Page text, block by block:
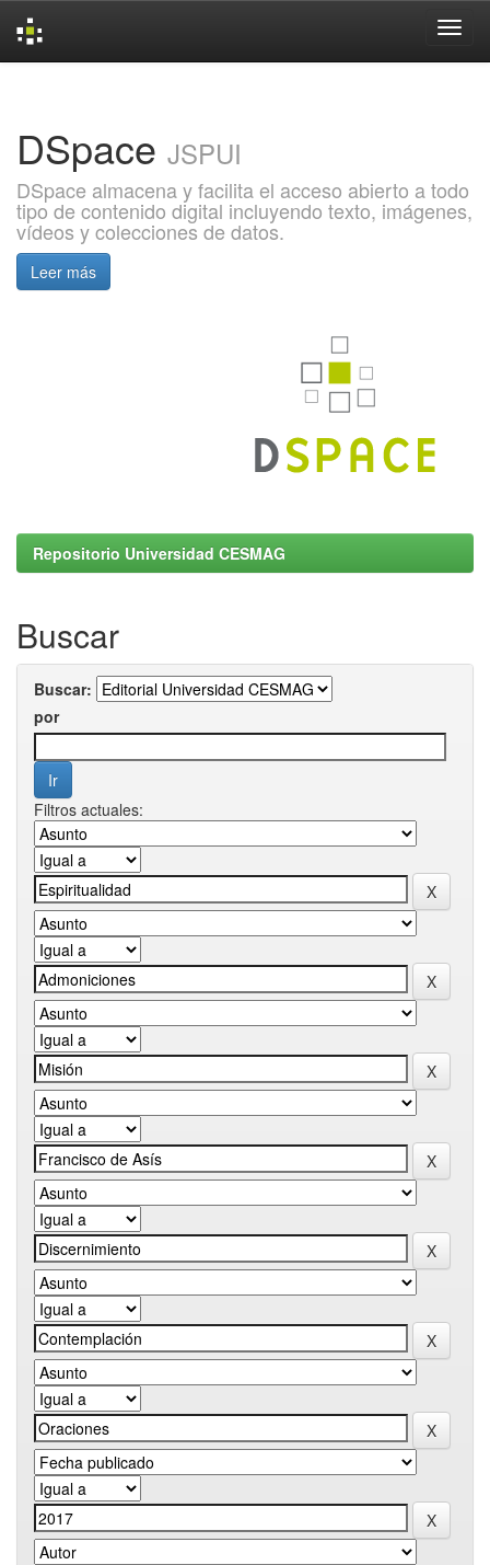
DSpace JSPUI
DSpace almacena y facilita el acceso abierto a todo
tipo de contenido digital incluyendo texto, imágenes,
vídeos y colecciones de datos.
Leer más
Repositorio Universidad CESMAG
Buscar
Buscar:
por
Filtros actuales: